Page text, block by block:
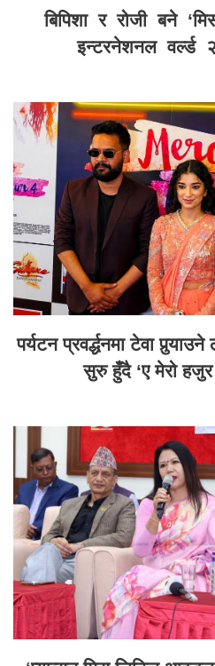
बिपिशा र रोजी बने
इन्टरनेशनल वर्ल्ड
पर्यटन प्रवर्द्धनमा टेवा
सुरु हुँदै ‘ए मेरो